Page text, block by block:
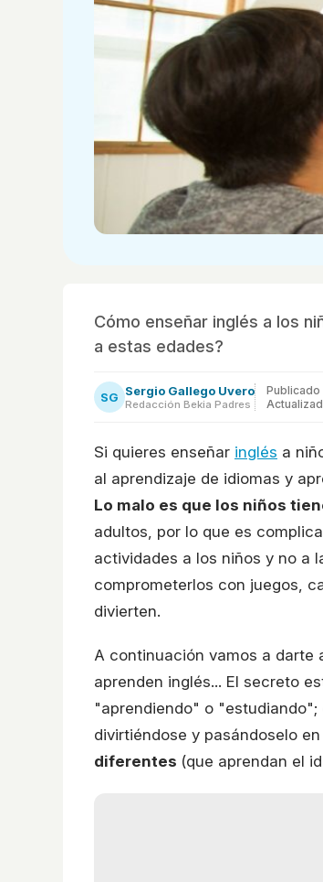
Cómo enseñar inglés a los
a estas edades?
SG Sergio Gallego Uvero
Redacción Bekia Padres
Publicado
Si quieres enseñar inglés a
al aprendizaje de idiomas y
Lo malo es que los niños
adultos, por lo que es
actividades a los niños y no a
comprometerlos con juegos,
divierten.
A continuación vamos a darte
aprenden inglés... El secreto
"aprendiendo" o
divirtiéndose y pasándoselo en
diferentes (que aprendan el